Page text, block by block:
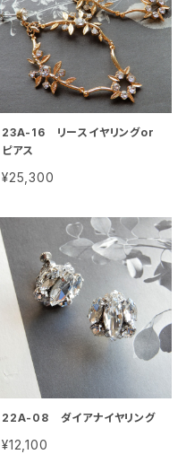
23A-16 リースイヤリングor
ピアス
¥25,300
22A-08 ダイアナイヤリング
¥12,100